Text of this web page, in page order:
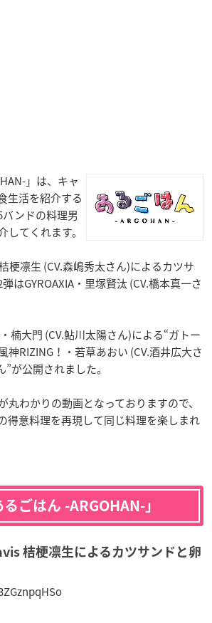
」は、キャ
生活を紹介する
ンドの料理男
してくれます。
梗凛生 (CV.森嶋秀太さん)によるカツサ
はGYROAXIA・里塚賢汰 (CV.橋本真一さ
楠大門 (CV.鮎川太陽さん)による“ガトー
神RIZING！・若草あおい (CV.酒井広大さ
が公開されました。
丸わかりの動画となっておりますので、
得意料理を再現して同じ料理を楽しまれ
ごはん -ARGOHAN-」
桔梗凛生によるカツサンドと卵